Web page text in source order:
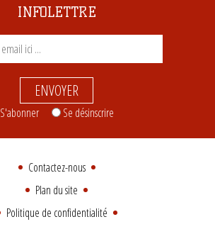
INFOLETTRE
ENVOYER
S'abonner Se désinscrire
Contactez-nous
Plan du site
Politique de confidentialité